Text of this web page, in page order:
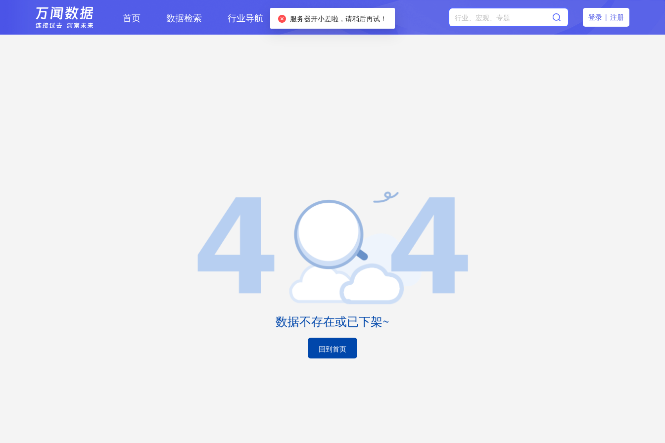
首页 数据检索 行业导航 订阅方案 登录 | 注册
数据不存在或已下架~
回到首页
服务器开小差啦，请稍后再试！